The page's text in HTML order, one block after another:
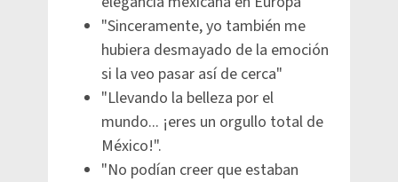
"Sinceramente, yo también me
hubiera desmayado de la emoción
si la veo pasar así de cerca"
"Llevando la belleza por el
mundo... ¡eres un orgullo total de
México!".
"No podían creer que estaban